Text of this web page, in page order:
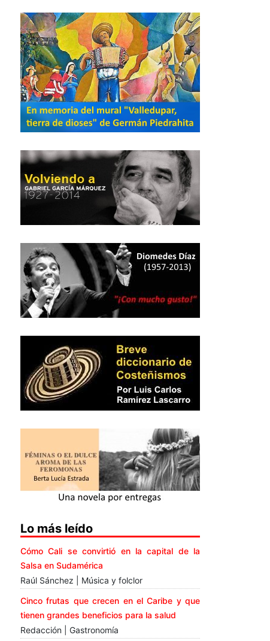
Lo más leído
Cómo Cali se convirtió en la capital de la
Salsa en Sudamérica
Raúl Sánchez | Música y folclor
Cinco frutas que crecen en el Caribe y que
tienen grandes beneficios para la salud
Redacción | Gastronomía